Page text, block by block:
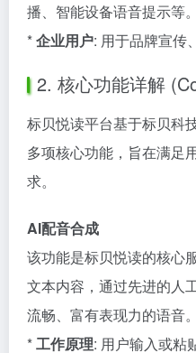
播、智能设备语音提示等。
*企业用户: 用于品牌宣传
2. 核心功能详解
标贝悦读平台基于标贝科
多项核心功能，旨在满足
求。
AI配音合成
该功能是标贝悦读的核心
文本内容，通过先进的人
流畅、富有表现力的语音。
*工作原理: 用户输入或粘